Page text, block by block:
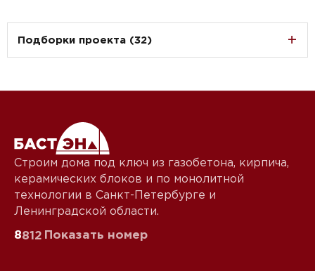
Подборки проекта (32)
Строим дома под ключ из газобетона, кирпича,
керамических блоков и по монолитной
технологии в Санкт-Петербурге и
Ленинградской области.
8812 Показать номер